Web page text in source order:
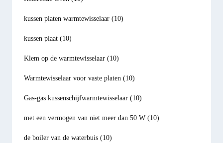
kussen platen warmtewisselaar (10)
kussen plaat (10)
Klem op de warmtewisselaar (10)
Warmtewisselaar voor vaste platen (10)
Gas-gas kussenschijfwarmtewisselaar (10)
met een vermogen van niet meer dan 50 W (10)
de boiler van de waterbuis (10)